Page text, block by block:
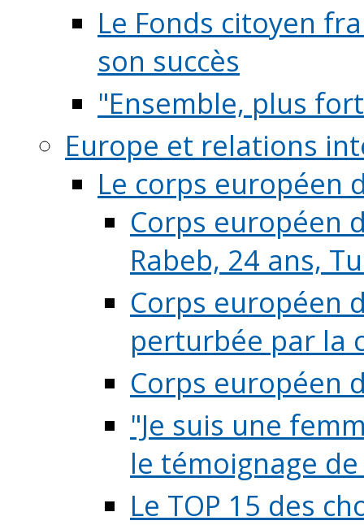
Le Fonds citoyen
son succès
"Ensemble, plus
Europe et relations
Le corps européen
Corps européen
Rabeb, 24 ans,
Corps européen
perturbée par la
Corps européen
"Je suis une
le témoignage de
Le TOP 15 des